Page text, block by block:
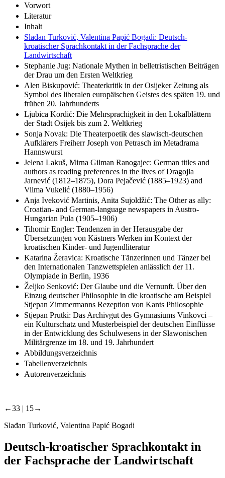
Vorwort
Literatur
Inhalt
Slađan Turković, Valentina Papić Bogadi: Deutsch-
kroatischer Sprachkontakt in der Fachsprache der
Landwirtschaft
Stephanie Jug: Nationale Mythen in belletristischen Beiträgen
der Drau um den Ersten Weltkrieg
Alen Biskupović: Theaterkritik in der Osijeker Zeitung als
Symbol des liberalen europäischen Geistes des späten 19. und
frühen 20. Jahrhunderts
Ljubica Kordić: Die Mehrsprachigkeit in den Lokalblättern
der Stadt Osijek bis zum 2. Weltkrieg
Sonja Novak: Die Theaterpoetik des slawisch-deutschen
Aufklärers Freiherr Joseph von Petrasch im Metadrama
Hannswurst
Jelena Lakuš, Mirna Gilman Ranogajec: German titles and
authors as reading preferences in the lives of Dragojla
Jarnević (1812–1875), Dora Pejačević (1885–1923) and
Vilma Vukelić (1880–1956)
Anja Iveković Martinis, Anita Sujoldžić: The Other as ally:
Croatian- and German-language newspapers in Austro-
Hungarian Pula (1905–1906)
Tihomir Engler: Tendenzen in der Herausgabe der
Übersetzungen von Kästners Werken im Kontext der
kroatischen Kinder- und Jugendliteratur
Katarina Žeravica: Kroatische Tänzerinnen und Tänzer bei
den Internationalen Tanzwettspielen anlässlich der 11.
Olympiade in Berlin, 1936
Željko Senković: Der Glaube und die Vernunft. Über den
Einzug deutscher Philosophie in die kroatische am Beispiel
Stjepan Zimmermanns Rezeption von Kants Philosophie
Stjepan Prutki: Das Archivgut des Gymnasiums Vinkovci –
ein Kulturschatz und Musterbeispiel der deutschen Einflüsse
in der Entwicklung des Schulwesens in der Slawonischen
Militärgrenze im 18. und 19. Jahrhundert
Abbildungsverzeichnis
Tabellenverzeichnis
Autorenverzeichnis
←33 | 15→
Slađan Turković, Valentina Papić Bogadi
Deutsch-kroatischer Sprachkontakt in
der Fachsprache der Landwirtschaft